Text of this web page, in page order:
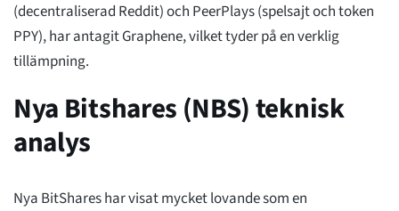
(decentraliserad Reddit) och PeerPlays (spelsajt och token
PPY), har antagit Graphene, vilket tyder på en verklig
tillämpning.
Nya Bitshares (NBS) teknisk
analys
Nya BitShares har visat mycket lovande som en